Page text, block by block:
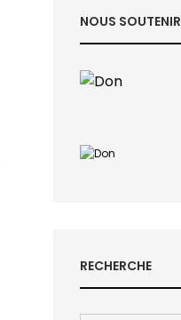
NOUS SOUTENIR
RECHERCHE